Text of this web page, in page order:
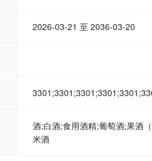
2026-03-21 至 2036-03-20
酒;白酒;食用酒精;葡萄酒;果酒
米酒